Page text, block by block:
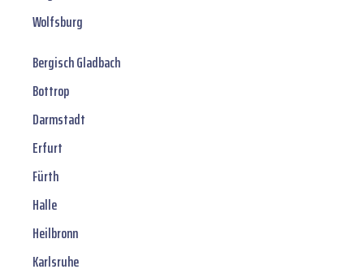
Wolfsburg
Bergisch Gladbach
Bottrop
Darmstadt
Erfurt
Fürth
Halle
Heilbronn
Karlsruhe